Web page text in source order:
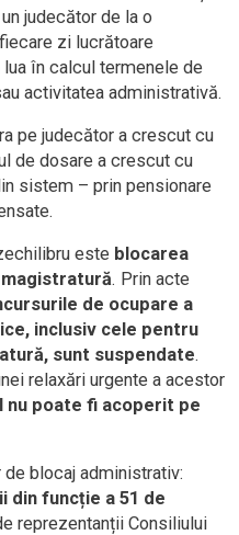
judecător de la o
zi lucrătoare
în calcul termenele de
activitatea administrativă.
pe judecător a crescut cu
de dosare a crescut cu
sistem – prin pensionare
este blocarea
. Prin acte
de ocupare a
inclusiv cele pentru
sunt suspendate.
relaxări urgente a acestor
nu poate fi acoperit pe
blocaj administrativ:
din funcție a 51 de
reprezentanții Consiliului